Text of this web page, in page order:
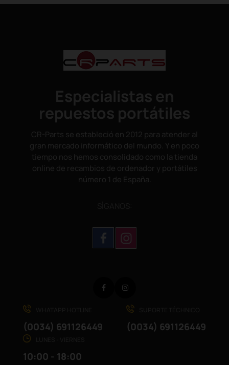
Especialistas en
repuestos portátiles
CR-Parts se estableció en 2012 para atender al
gran mercado informático del mundo. Y en poco
tiempo nos hemos consolidado como la tienda
online de recambios de ordenador y portátiles
número 1 de España.
(0034) 691126449 (0034) 691126449
10:00 - 18:00
Facebook